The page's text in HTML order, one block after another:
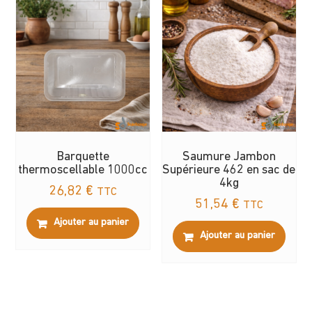
Les
être
sur
la
page
Barquette
thermoscellable 1000cc
26,82 € TTC
Ajouter au panier
Saumure Jambon
Supérieure 462 en sac de
4kg
51,54 € TTC
Ajouter au panier